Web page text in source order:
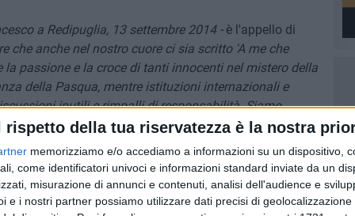
rispetto della tua riservatezza è la nostra
memorizziamo e/o accediamo a informazioni su un dispositivo,
come identificatori univoci e informazioni standard inviate da un
misurazione di annunci e contenuti, analisi dell'audience e
e i nostri partner possiamo utilizzare dati precisi di
a Redipuglia, 13 settembre 2014 - è l'appello di
che anche nel nostro cuore ci sia scritto 'A me che
la passione e la croce di tanti innocenti nel mistero della
della Pasqua, mentre istituzioni internazionali e
inutili e rimpalli di responsabilità. Siamo
papa Francesco ha definito "inaccettabile". Perché
avventura senza ritorno».
diocesano della Caritasdon Raffaele Sarno.